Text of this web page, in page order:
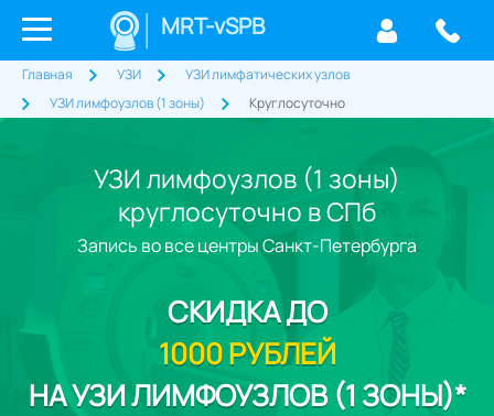
MRT-vSPB
Главная УЗИ
УЗИ лимфатических узлов
УЗИ лимфоузлов (1 зоны)
Круглосуточно
УЗИ лимфоузлов (1 зоны)
круглосуточно в СПб
Запись во все центры Санкт-Петербурга
СКИДКАДО
1000 РУБЛЕЙ
НА УЗИ ЛИМФОУЗЛОВ (1 ЗОНЫ)*